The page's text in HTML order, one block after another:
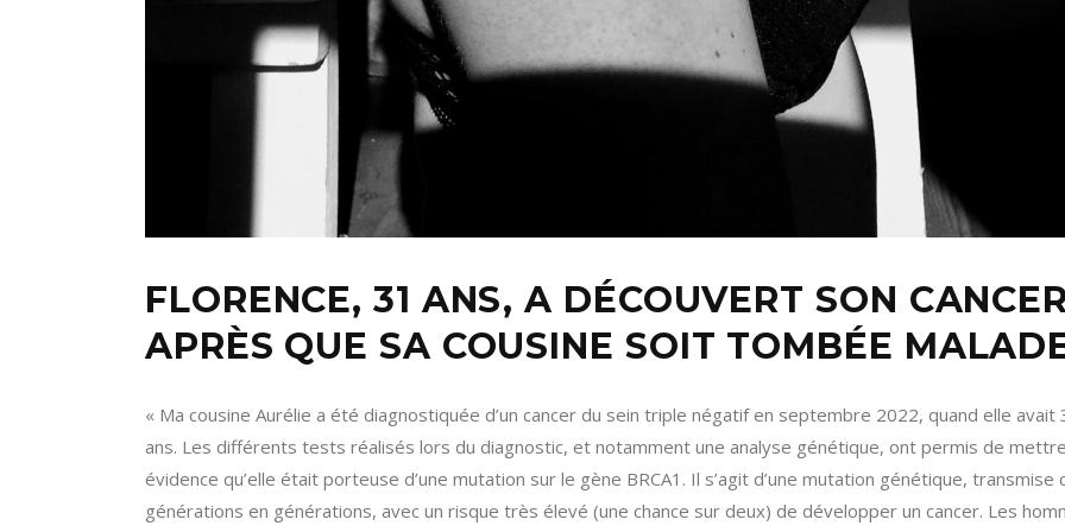
FLORENCE, 31 ANS, A DÉCOUVERT SON
APRÈS QUE SA COUSINE SOIT TOMBÉE
« Ma cousine Aurélie a été diagnostiquée d’un cancer du sein triple négatif en septembre 2022, quand elle avait
ans. Les différents tests réalisés lors du diagnostic, et notamment une analyse génétique, ont permis de
évidence qu’elle était porteuse d’une mutation sur le gène BRCA1. Il s’agit d’une mutation génétique, transmise
générations en générations, avec un risque très élevé (une chance sur deux) de développer un cancer. Les